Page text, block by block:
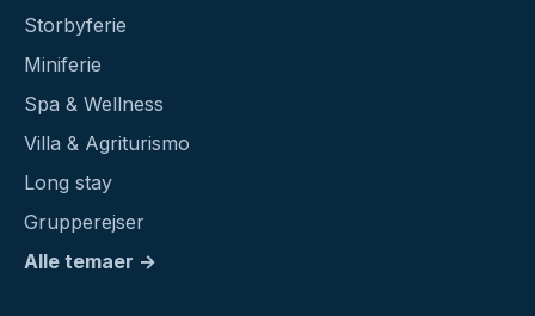
Storbyferie
Miniferie
Spa & Wellness
Villa & Agriturismo
Long stay
Grupperejser
Alle temaer →